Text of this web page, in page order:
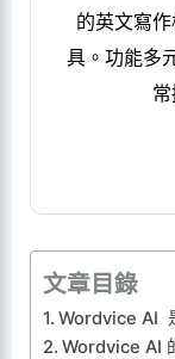
的英文寫
具。功能多
文章目錄
Wordvice AI
Wordvice AI